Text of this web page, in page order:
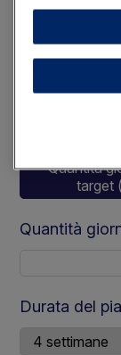
3
Il paziente è
Metodo di
Quantità
target
Quantità
Durata del